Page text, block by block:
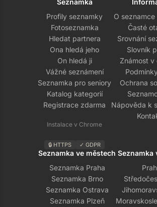
Seznamka
Profily seznamky
Fotoseznamka
Hledat partnera
Ona hledá jeho
On hledá ji
Vážné seznámení
Seznamka pro seniory
Katalog kategorií
Registrace zdarma
Instalace v Chrome
🔒 HTTPS ✓ GDPR
O seznamce
Časté
Srovnání
Slovník
Známost v
Ochrana
Nápověda k
Seznamka ve městech
Seznamka Praha
Seznamka Brno
Seznamka Ostrava
Seznamka Plzeň
Seznamka